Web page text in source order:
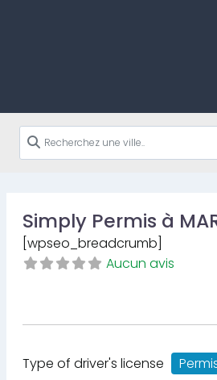
Simply Permis à
[wpseo_breadcrumb]
Aucun avis
Type of driver's license